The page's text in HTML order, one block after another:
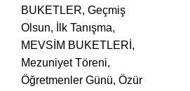
BUKETLER, Geçmiş
Olsun, İlk Tanışma,
MEVSİM BUKETLERİ ,
Mezuniyet Töreni,
Öğretmenler Günü, Özür